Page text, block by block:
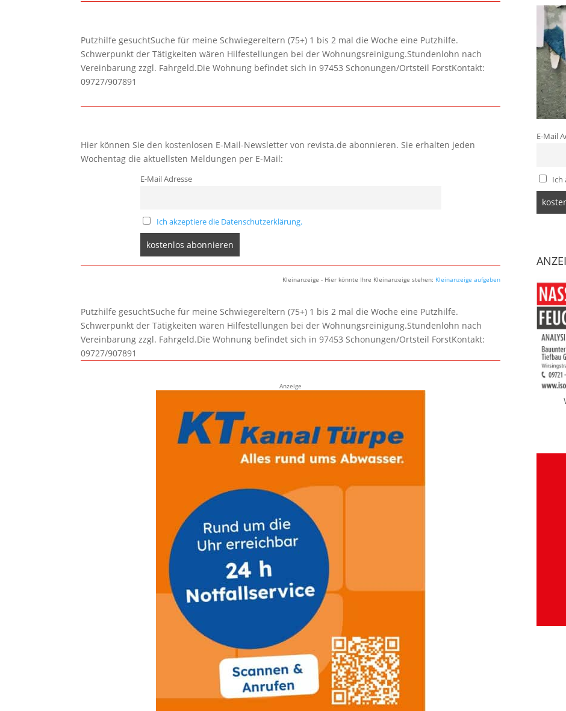
Putzhilfe gesuchtSuche für meine Schwiegereltern (75+) 1 bis 2 mal die Woche eine Putzhilfe.
Schwerpunkt der Tätigkeiten wären Hilfestellungen bei der Wohnungsreinigung.Stundenlohn nach
Vereinbarung zzgl. Fahrgeld.Die Wohnung befindet sich in 97453 Schonungen/Ortsteil ForstKontakt:
09727/907891
Hier können Sie den kostenlosen E-Mail-Newsletter von revista.de abonnieren. Sie erhalten jeden
Wochentag die aktuellsten Meldungen per E-Mail:
E-Mail Adresse
Ich akzeptiere die Datenschutzerklärung.
Kleinanzeige - Hier könnte Ihre Kleinanzeige stehen: Kleinanzeige aufgeben
Putzhilfe gesuchtSuche für meine Schwiegereltern (75+) 1 bis 2 mal die Woche eine Putzhilfe.
Schwerpunkt der Tätigkeiten wären Hilfestellungen bei der Wohnungsreinigung.Stundenlohn nach
Vereinbarung zzgl. Fahrgeld.Die Wohnung befindet sich in 97453 Schonungen/Ortsteil ForstKontakt:
09727/907891
Anzeige
E-Mail
Ich